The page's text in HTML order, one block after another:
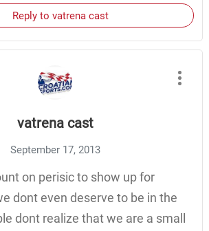
Reply to vatrena cast
vatrena cast
September 17, 2013
on perisic to show up for
dont even deserve to be in the
dont realize that we are a small